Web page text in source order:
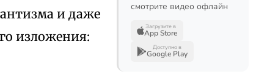
и даже
изложения:
смотрите видео офлайн
Загрузите в
App Store
Доступно в
Google Play